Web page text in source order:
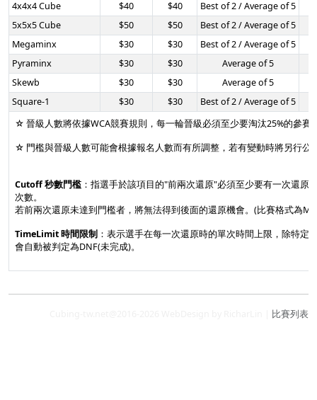
4x4x4 Cube
$40 $40 Best of 2 / Average of 5
5x5x5 Cube
$50 $50 Best of 2 / Average of 5
Megaminx
$30 $30 Best of 2 / Average of 5
Pyraminx
$30 $30
Average of 5
Skewb
$30 $30
Average of 5
Square-1
$30 $30 Best of 2 / Average of 5
☆ 晉級人數將依據WCA競賽規則，每一輪晉級必須至少要淘汰25%的參賽
☆ 門檻與晉級人數可能會根據報名人數而有所調整，若有變動時將另行公
Cutoff 秒數門檻 ：指選手於該項目的"前兩次還原"必須至少要有一次還原
次數。
若前兩次還原未達到門檻者，將無法得到後面的還原機會。(比賽格式為
TimeLimit 時間限制 ：表示選手在每一次還原時的單次時間上限，除特定
會自動被判定為DNF(未完成)。
比賽列表